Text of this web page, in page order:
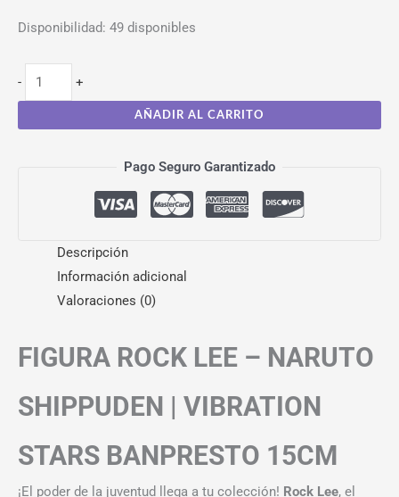
Disponibilidad: 49 disponibles
- +
AÑADIR AL CARRITO
Pago Seguro Garantizado
Descripción
Información adicional
Valoraciones (0)
FIGURA ROCK LEE – NARUTO
SHIPPUDEN | VIBRATION
STARS BANPRESTO 15CM
¡El poder de la juventud llega a tu colección! Rock Lee, el